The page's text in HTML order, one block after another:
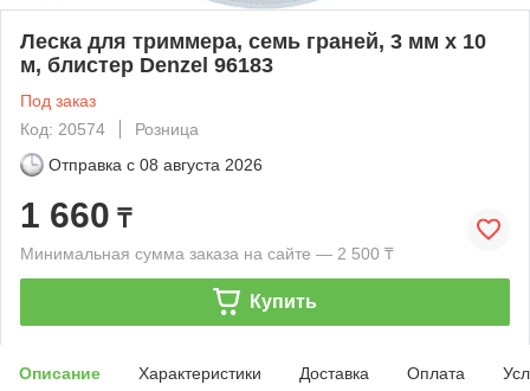
Леска для триммера, семь граней, 3 мм х 10
м, блистер Denzel 96183
Под заказ
Код: 20574
Розница
Отправка с 08 августа 2026
1 660 ₸
Минимальная сумма заказа на сайте — 2 500 ₸
Купить
Описание Характеристики Доставка Оплата